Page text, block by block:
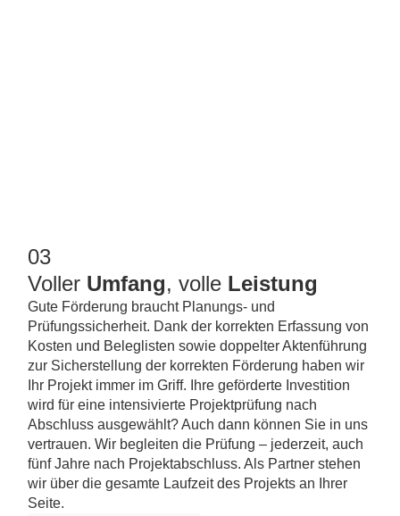
03
Voller Umfang, volle Leistung
Gute Förderung braucht Planungs- und
Prüfungssicherheit. Dank der korrekten Erfassung von
Kosten und Beleglisten sowie doppelter Aktenführung
zur Sicherstellung der korrekten Förderung haben wir
Ihr Projekt immer im Griff. Ihre geförderte Investition
wird für eine intensivierte Projektprüfung nach
Abschluss ausgewählt? Auch dann können Sie in uns
vertrauen. Wir begleiten die Prüfung – jederzeit, auch
fünf Jahre nach Projektabschluss. Als Partner stehen
wir über die gesamte Laufzeit des Projekts an Ihrer
Seite.